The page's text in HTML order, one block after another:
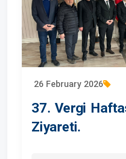
26 February 2026
37. Vergi
Ziyareti.